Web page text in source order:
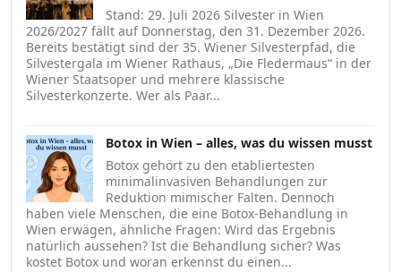
Stand: 29. Juli 2026 Silvester in Wien
2026/2027 fällt auf Donnerstag, den 31. Dezember 2026.
Bereits bestätigt sind der 35. Wiener Silvesterpfad, die
Silvestergala im Wiener Rathaus, „Die Fledermaus“ in der
Wiener Staatsoper und mehrere klassische
Silvesterkonzerte. Wer als Paar...
Botox in Wien – alles, was du wissen musst
Botox gehört zu den etabliertesten
minimalinvasiven Behandlungen zur
Reduktion mimischer Falten. Dennoch
haben viele Menschen, die eine Botox-Behandlung in
Wien erwägen, ähnliche Fragen: Wird das Ergebnis
natürlich aussehen? Ist die Behandlung sicher? Was
kostet Botox und woran erkennst du einen...